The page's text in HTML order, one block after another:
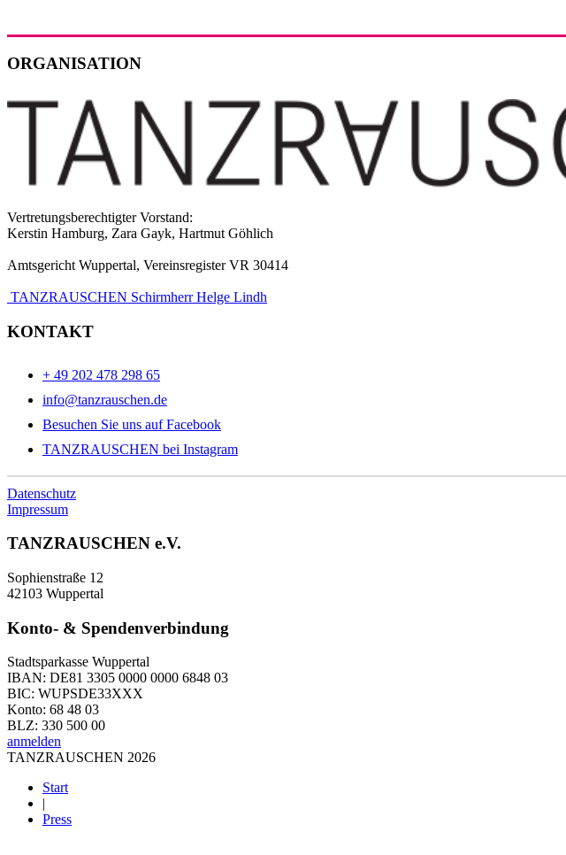
ORGANISATION
Vertretungsberechtigter Vorstand:
Kerstin Hamburg, Zara Gayk, Hartmut Göhlich
Amtsgericht Wuppertal, Vereinsregister VR 30414
TANZRAUSCHEN Schirmherr Helge Lindh
KONTAKT
+ 49 202 478 298 65
info@tanzrauschen.de
Besuchen Sie uns auf Facebook
TANZRAUSCHEN bei Instagram
Datenschutz
Impressum
TANZRAUSCHEN e.V.
Sophienstraße 12
42103 Wuppertal
Konto- & Spendenverbindung
Stadtsparkasse Wuppertal
IBAN: DE81 3305 0000 0000 6848 03
BIC: WUPSDE33XXX
Konto: 68 48 03
BLZ: 330 500 00
anmelden
TANZRAUSCHEN 2026
Start
|
Press